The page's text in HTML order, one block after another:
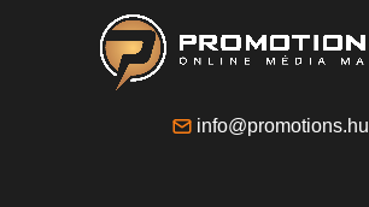
info@promotions.hu